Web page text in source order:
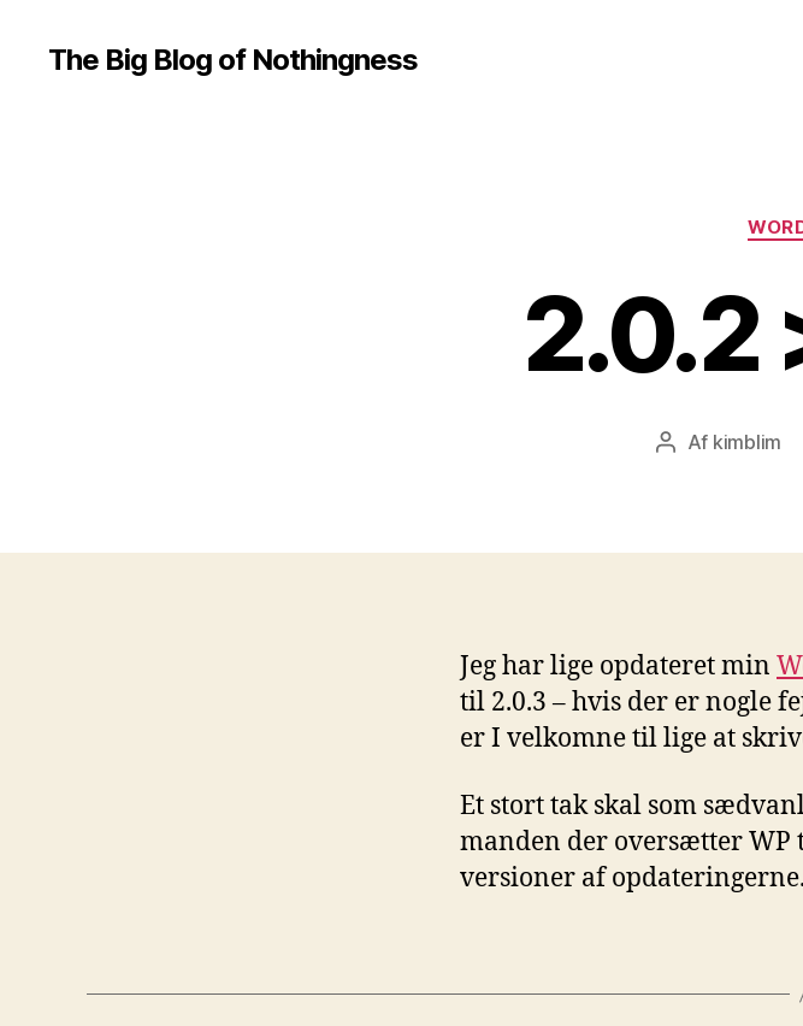
The Big Blog of Nothingness
2.0.2
Indlægsforfatter
Af kimblim
Jeg har lige opdateret min
til 2.0.3 – hvis der er nogle
er I velkomne til lige at
Et stort tak skal som
manden der oversætter WP
versioner af opdateringerne.